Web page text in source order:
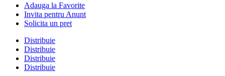
Adauga la Favorite
Invita pentru Anunt
Solicita un pret
Distribuie
Distribuie
Distribuie
Distribuie